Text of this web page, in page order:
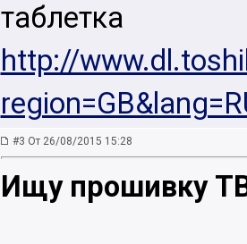
http://
#3 От 26/08/2015 15:28
Ищу прошивку